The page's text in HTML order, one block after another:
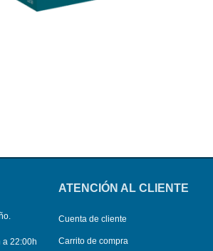
a 22:00h
ATENCIÓN AL CLIENTE
Cuenta de cliente
Carrito de compra